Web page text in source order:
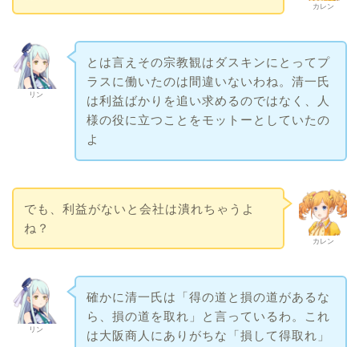
カレン
リン
とは言えその宗教観はダスキンにとってプ
ラスに働いたのは間違いないわね。清一氏
は利益ばかりを追い求めるのではなく、人
様の役に立つことをモットーとしていたの
よ
カレン
でも、利益がないと会社は潰れちゃうよ
ね？
リン
確かに清一氏は「得の道と損の道があるな
ら、損の道を取れ」と言っているわ。これ
は大阪商人にありがちな「損して得取れ」